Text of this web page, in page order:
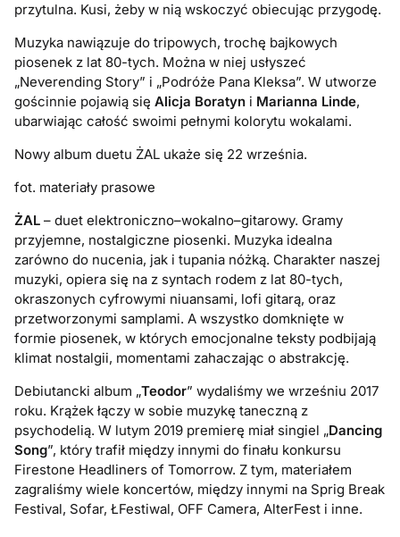
przytulna. Kusi, żeby w nią wskoczyć obiecując przygodę.
Muzyka nawiązuje do tripowych, trochę bajkowych
piosenek z lat 80-tych. Można w niej usłyszeć
„Neverending Story” i „Podróże Pana Kleksa”. W utworze
gościnnie pojawią sięAlicja Boratyn i Marianna Linde,
ubarwiając całość swoimi pełnymi kolorytu wokalami.
Nowy album duetu ŻAL ukaże się 22 września.
fot. materiały prasowe
ŻAL – duet elektroniczno–wokalno–gitarowy. Gramy
przyjemne, nostalgiczne piosenki. Muzyka idealna
zarówno do nucenia, jak i tupania nóżką. Charakter naszej
muzyki, opiera się na z syntach rodem z lat 80-tych,
okraszonych cyfrowymi niuansami, lofi gitarą, oraz
przetworzonymi samplami. A wszystko domknięte w
formie piosenek, w których emocjonalne teksty podbijają
klimat nostalgii, momentami zahaczając o abstrakcję.
Debiutancki album „Teodor” wydaliśmy we wrześniu 2017
roku. Krążek łączy w sobie muzykę taneczną z
psychodelią. W lutym 2019 premierę miał singiel „Dancing
Song”, który trafił między innymi do finału konkursu
Firestone Headliners of Tomorrow. Z tym, materiałem
zagraliśmy wiele koncertów, między innymi na Sprig Break
Festival, Sofar, ŁFestiwal, OFF Camera, AlterFest i inne.